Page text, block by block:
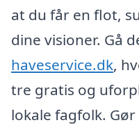
at du får en flot,
dine visioner. Gå
haveservice.dk,
tre gratis og
lokale fagfolk.